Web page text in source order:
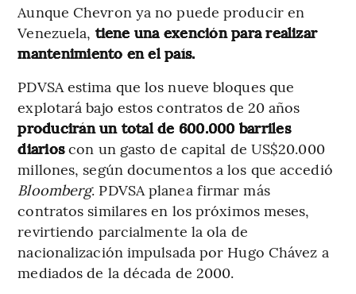
Aunque Chevron ya no puede producir en
Venezuela, tiene una exención para realizar
mantenimiento en el país.
PDVSA estima que los nueve bloques que
explotará bajo estos contratos de 20 años
producirán un total de 600.000 barriles
diarioscon un gasto de capital de US$20.000
millones, según documentos a los que accedió
Bloomberg. PDVSA planea firmar más
contratos similares en los próximos meses,
revirtiendo parcialmente la ola de
nacionalización impulsada por Hugo Chávez a
mediados de la década de 2000.